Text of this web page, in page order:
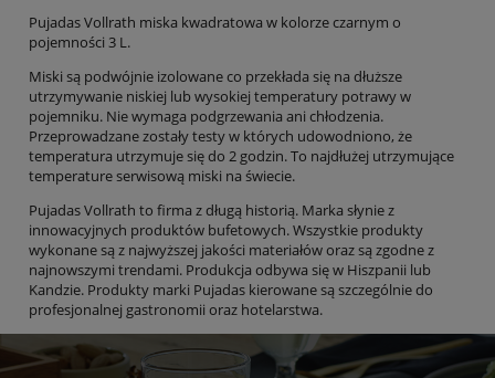
Pujadas Vollrath miska kwadratowa w kolorze czarnym o
pojemności 3 L.
Miski są podwójnie izolowane co przekłada się na dłuższe
utrzymywanie niskiej lub wysokiej temperatury potrawy w
pojemniku. Nie wymaga podgrzewania ani chłodzenia.
Przeprowadzane zostały testy w których udowodniono, że
temperatura utrzymuje się do 2 godzin. To najdłużej utrzymujące
temperature serwisową miski na świecie.
Pujadas Vollrath to firma z długą historią. Marka słynie z
innowacyjnych produktów bufetowych. Wszystkie produkty
wykonane są z najwyższej jakości materiałów oraz są zgodne z
najnowszymi trendami. Produkcja odbywa się w Hiszpanii lub
Kandzie. Produkty marki Pujadas kierowane są szczególnie do
profesjonalnej gastronomii oraz hotelarstwa.